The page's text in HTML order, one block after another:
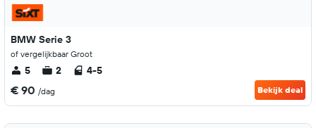
BMW Serie 3
of vergelijkbaar Groot
5 2 4-5
€ 90 /dag Bekijk deal